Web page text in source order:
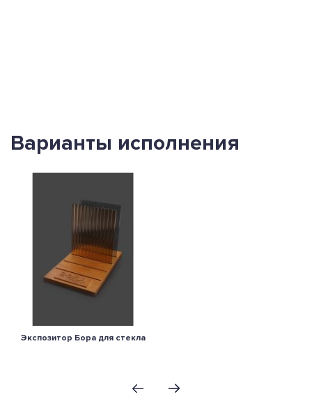
Варианты исполнения
Экспозитор Бора для стекла